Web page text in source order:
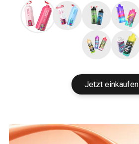
Jetzt einkaufen